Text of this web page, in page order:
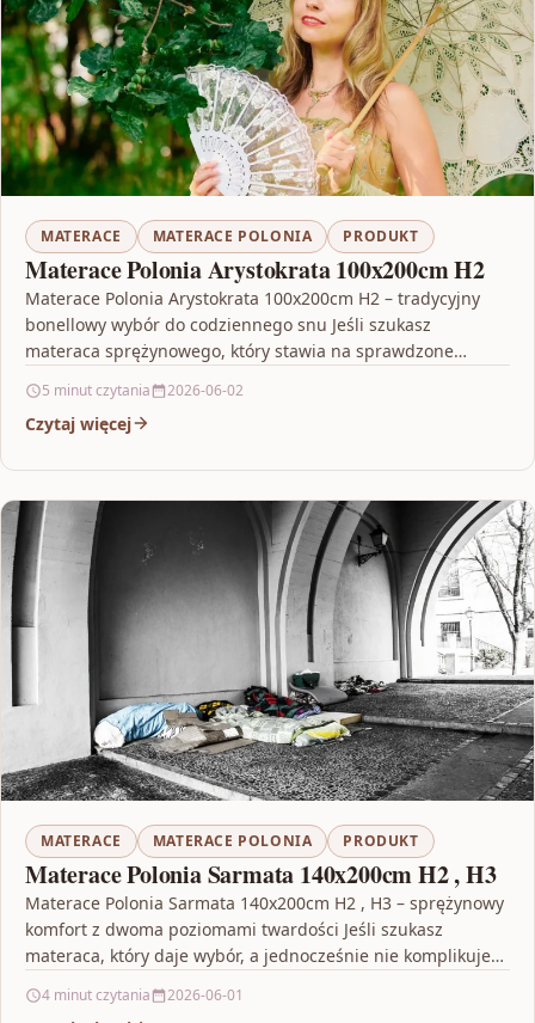
MATERACE MATERACE POLONIA PRODUKT
Materace Polonia Arystokrata 100x200cm H2
Materace Polonia Arystokrata 100x200cm H2 – tradycyjny
bonellowy wybór do codziennego snu Jeśli szukasz
materaca sprężynowego, który stawia na sprawdzone
5 minut czytania 2026-06-02
Czytaj więcej
MATERACE MATERACE POLONIA PRODUKT
Materace Polonia Sarmata 140x200cm H2 , H3
Materace Polonia Sarmata 140x200cm H2 , H3 – sprężynowy
komfort z dwoma poziomami twardości Jeśli szukasz
materaca, który daje wybór, a jednocześnie nie komplikuje…
4 minut czytania 2026-06-01